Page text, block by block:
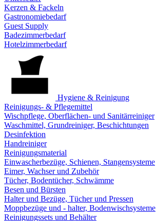
Kerzen & Fackeln
Gastronomiebedarf
Guest Supply
Badezimmerbedarf
Hotelzimmerbedarf
Hygiene & Reinigung
Reinigungs- & Pflegemittel
Wischpflege, Oberflächen- und Sanitärreiniger
Waschmittel, Grundreiniger, Beschichtungen
Desinfektion
Handreiniger
Reinigungsmaterial
Einwascherbezüge, Schienen, Stangensysteme
Eimer, Wachser und Zubehör
Tücher, Bodentücher, Schwämme
Besen und Bürsten
Halter und Bezüge, Tücher und Pressen
Moppbezüge und - halter, Bodenwischsysteme
Reinigungssets und Behälter